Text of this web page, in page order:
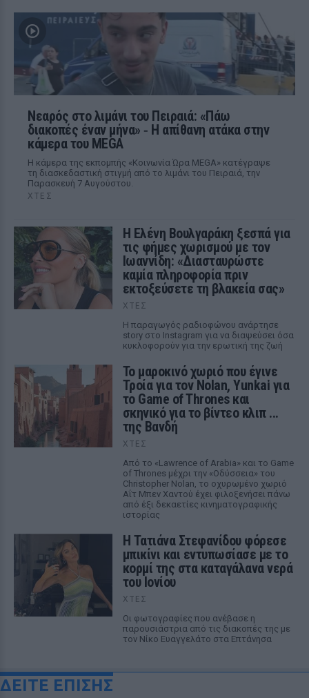
Νεαρός στο λιμάνι του Πειραιά: «Πάω
διακοπές έναν μήνα» ‑ Η απίθανη ατάκα στην
κάμερα του MEGA
Η κάμερα της εκπομπής «Κοινωνία Ώρα MEGA» κατέγραψε
τη διασκεδαστική στιγμή από το λιμάνι του Πειραιά, την
Παρασκευή 7 Αυγούστου.
ΧΤΕΣ
Η Ελένη Βουλγαράκη ξεσπά για
τις φήμες χωρισμού με τον
Ιωαννίδη: «Διασταυρώστε
καμία πληροφορία πριν
εκτοξεύσετε τη βλακεία σας»
ΧΤΕΣ
Η παραγωγός ραδιοφώνου ανάρτησε
story στο Instagram για να διαψεύσει όσα
κυκλοφορούν για την ερωτική της ζωή
Το μαροκινό χωριό που έγινε
Τροία για τον Nolan, Yunkai για
το Game of Thrones και
σκηνικό για το βίντεο κλιπ ...
της Βανδή
ΧΤΕΣ
Από το «Lawrence of Arabia» και το Game
of Thrones μέχρι την «Οδύσσεια» του
Christopher Nolan, το οχυρωμένο χωριό
Αΐτ Μπεν Χαντού έχει φιλοξενήσει πάνω
από έξι δεκαετίες κινηματογραφικής
ιστορίας
Η Τατιάνα Στεφανίδου φόρεσε
μπικίνι και εντυπωσίασε με το
κορμί της στα καταγάλανα νερά
του Ιονίου
ΧΤΕΣ
Οι φωτογραφίες που ανέβασε η
παρουσιάστρια από τις διακοπές της με
τον Νίκο Ευαγγελάτο στα Επτάνησα
ΔΕΙΤΕ ΕΠΙΣΗΣ